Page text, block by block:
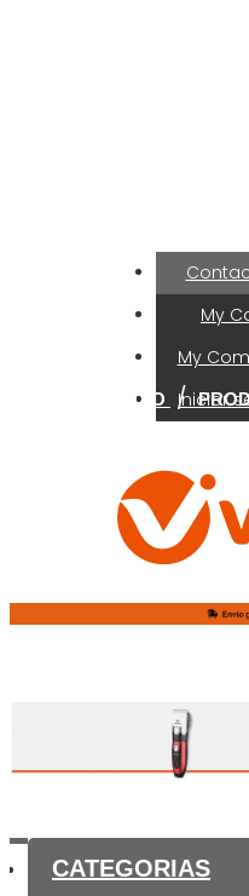
My
My
Iniciar
INICIO
CATEGORIAS